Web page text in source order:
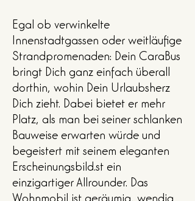
Egal ob verwinkelte
Innenstadtgassen oder weitläufige
Strandpromenaden: Dein CaraBus
bringt Dich ganz einfach überall
dorthin, wohin Dein Urlaubsherz
Dich zieht. Dabei bietet er mehr
Platz, als man bei seiner schlanken
Bauweise erwarten würde und
begeistert mit seinem eleganten
Erscheinungsbild.st ein
einzigartiger Allrounder. Das
Wohnmobil ist geräumig, wendig